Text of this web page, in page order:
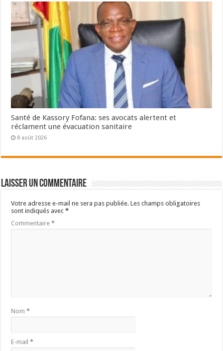
Santé de Kassory Fofana: ses avocats alertent et
réclament une évacuation sanitaire
8 août 2026
Laisser un commentaire
Votre adresse e-mail ne sera pas publiée. Les champs obligatoires
sont indiqués avec*
Commentaire*
Nom*
E-mail*